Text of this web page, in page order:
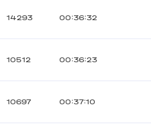
14293 00:36:32
10512 00:36:23
10697 00:37:10